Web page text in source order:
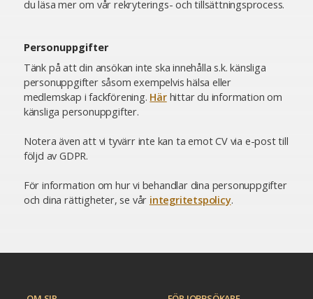
du läsa mer om vår rekryterings- och tillsättningsprocess.
Personuppgifter
Tänk på att din ansökan inte ska innehålla s.k. känsliga
personuppgifter såsom exempelvis hälsa eller
medlemskap i fackförening. Härhittar du information om
känsliga personuppgifter.
Notera även att vi tyvärr inte kan ta emot CV via e-post till
följd av GDPR.
För information om hur vi behandlar dina personuppgifter
och dina rättigheter, se vår integritetspolicy.